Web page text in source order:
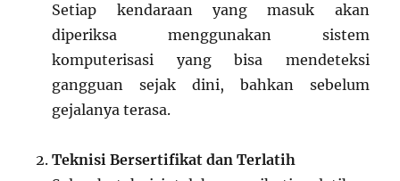
Setiap kendaraan yang masuk akan
diperiksa menggunakan sistem
komputerisasi yang bisa mendeteksi
gangguan sejak dini, bahkan sebelum
gejalanya terasa.
Teknisi Bersertifikat dan Terlatih